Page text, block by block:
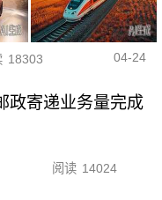
18303 04-24
政寄递业务量完成
阅读 14024